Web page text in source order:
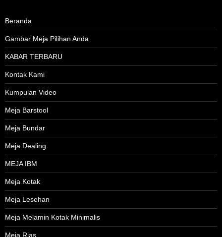
Beranda
Gambar Meja Pilihan Anda
KABAR TERBARU
Kontak Kami
Kumpulan Video
Meja Barstool
Meja Bundar
Meja Dealing
MEJA IBM
Meja Kotak
Meja Lesehan
Meja Melamin Kotak Minimalis
Meja Rias